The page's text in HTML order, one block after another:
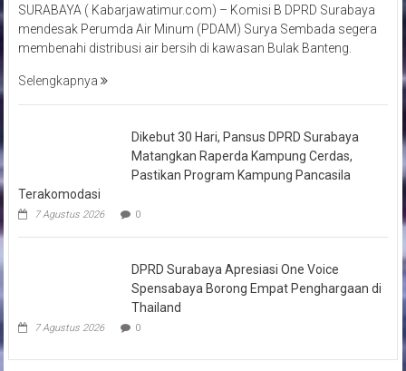
SURABAYA ( Kabarjawatimur.com) – Komisi B DPRD Surabaya
mendesak Perumda Air Minum (PDAM) Surya Sembada segera
membenahi distribusi air bersih di kawasan Bulak Banteng.
Selengkapnya
Dikebut 30 Hari, Pansus DPRD Surabaya
Matangkan Raperda Kampung Cerdas,
Pastikan Program Kampung Pancasila
Terakomodasi
7 Agustus 2026 0
DPRD Surabaya Apresiasi One Voice
Spensabaya Borong Empat Penghargaan di
Thailand
7 Agustus 2026 0